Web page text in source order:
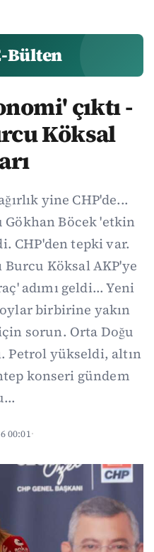
Bülten
çıktı -
Köksal
yine CHP'de...
Böcek 'etkin
CHP'den tepki var.
Burcu Köksal AKP'ye
adımı geldi... Yeni
birbirine yakın
sorun. Orta Doğu
Petrol yükseldi, altın
konseri gündem
00:01·